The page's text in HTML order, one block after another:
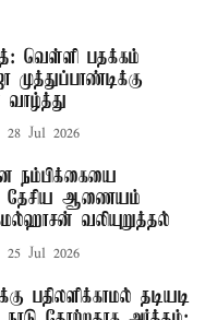
வெள்ளி பதக்கம்
முத்துப்பாண்டிக்கு
28 Jul 2026
நம்பிக்கையை
தேசிய ஆணையம்
வலியுறுத்தல்
25 Jul 2026
பதிலளிக்காமல் தடியடி